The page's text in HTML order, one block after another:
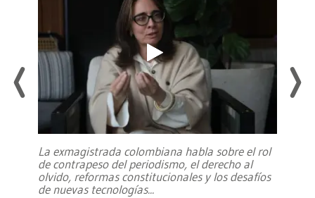
La exmagistrada colombiana habla sobre el rol
de contrapeso del periodismo, el derecho al
olvido, reformas constitucionales y los desafíos
de nuevas tecnologías...